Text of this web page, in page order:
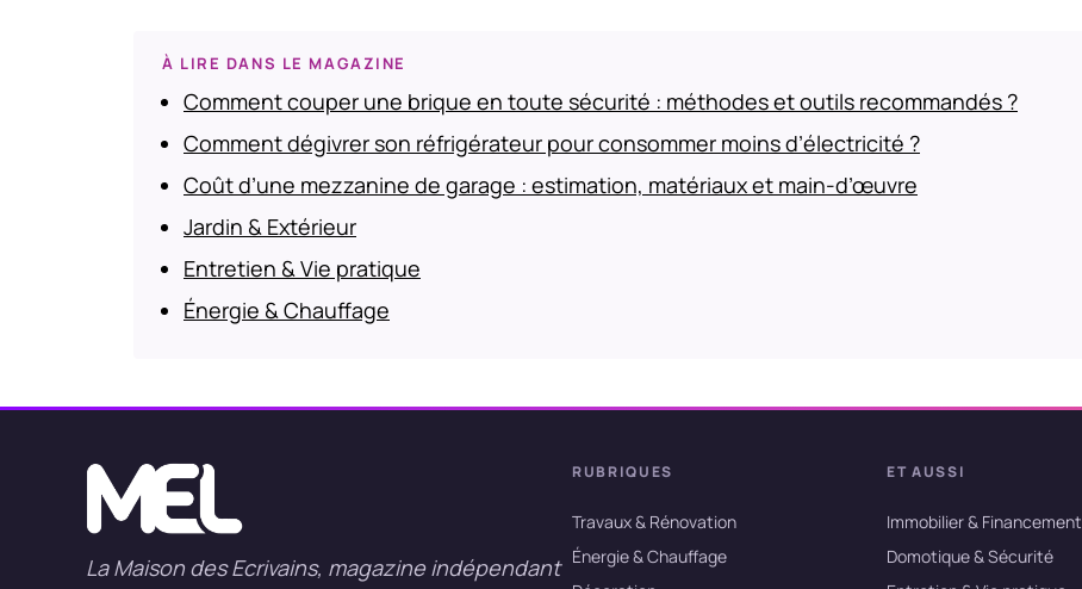
À LIRE DANS LE MAGAZINE
Comment couper une brique en toute sécurité : méthodes et outils recommandés ?
Comment dégivrer son réfrigérateur pour consommer moins d’électricité ?
Coût d’une mezzanine de garage : estimation, matériaux et main-d’œuvre
Jardin & Extérieur
Entretien & Vie pratique
Énergie & Chauffage
La Maison des Ecrivains, magazine indépendant
RUBRIQUES
Travaux & Rénovation
Énergie & Chauffage
ET AUSSI
Immobilier & Financement
Domotique & Sécurité